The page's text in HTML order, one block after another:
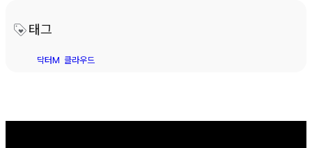
태그
닥터M 클라우드